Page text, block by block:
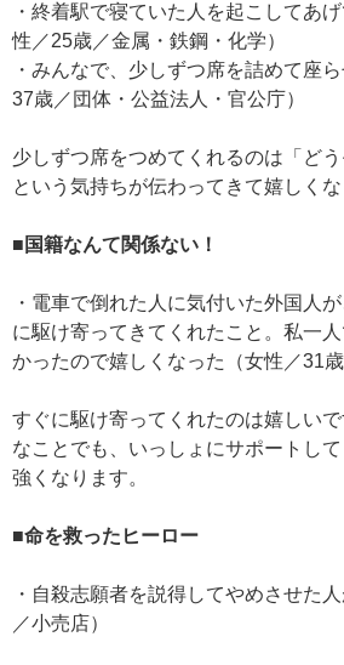
・終着駅で寝ていた人を起こしてあ
性／25歳／金属・鉄鋼・化学）
・みんなで、少しずつ席を詰めて座
37歳／団体・公益法人・官公庁）
少しずつ席をつめてくれるのは「どう
という気持ちが伝わってきて嬉しくな
■国籍なんて関係ない！
・電車で倒れた人に気付いた外国人
に駆け寄ってきてくれたこと。私一
かったので嬉しくなった（女性／31歳
すぐに駆け寄ってくれたのは嬉しい
なことでも、いっしょにサポートし
強くなります。
■命を救ったヒーロー
・自殺志願者を説得してやめさせた
／小売店）